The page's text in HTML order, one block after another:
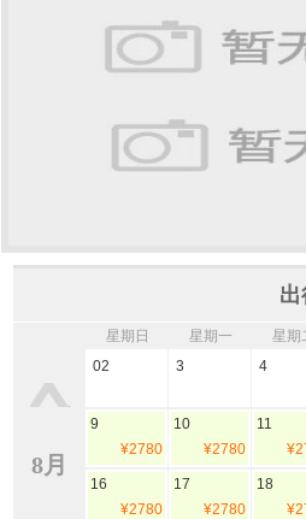
8月
星期日 星期一 星期
02
3 4
9
¥2780
10
¥2780
11
16
¥2780
17
¥2780
18